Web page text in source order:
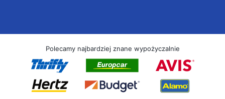
Polecamy najbardziej znane wypożyczalnie